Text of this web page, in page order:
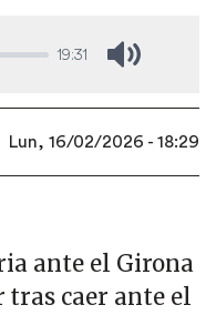
19:31
Lun, 16/02/2026 - 18:29
ante el Girona
tras caer ante el